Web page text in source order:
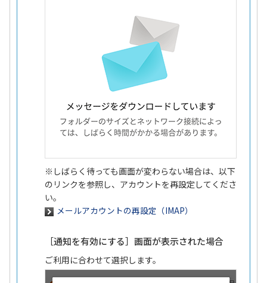
※しばらく待っても画面が変わらない場合は、以下
のリンクを参照し、アカウントを再設定してくださ
い。
メールアカウントの再設定（IMAP）
［通知を有効にする］画面が表示された場合
ご利用に合わせて選択します。